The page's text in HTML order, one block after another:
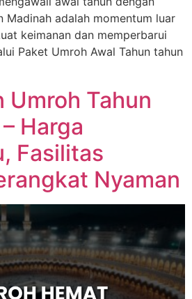
Madinah adalah momentum luar
keimanan dan memperbarui
Paket Umroh Awal Tahun tahun
Umroh Tahun
Harga
Fasilitas
Nyaman